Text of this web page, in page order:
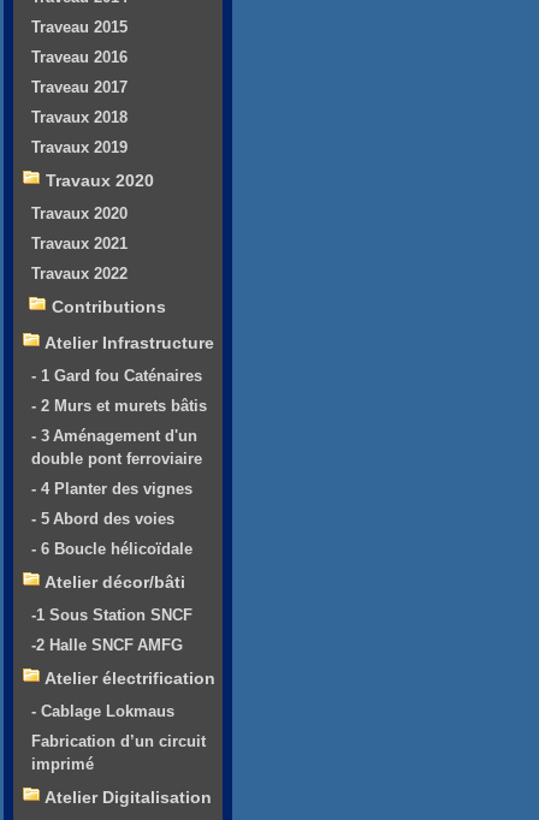
Traveau 2015
Traveau 2016
Traveau 2017
Travaux 2018
Travaux 2019
Travaux 2020
Travaux 2020
Travaux 2021
Travaux 2022
Contributions
Atelier Infrastructure
- 1 Gard fou Caténaires
- 2 Murs et murets bâtis
- 3 Aménagement d'un
double pont ferroviaire
- 4 Planter des vignes
- 5 Abord des voies
- 6 Boucle hélicoïdale
Atelier décor/bâti
-1 Sous Station SNCF
-2 Halle SNCF AMFG
Atelier électrification
- Cablage Lokmaus
Fabrication d’un circuit
imprimé
Atelier Digitalisation